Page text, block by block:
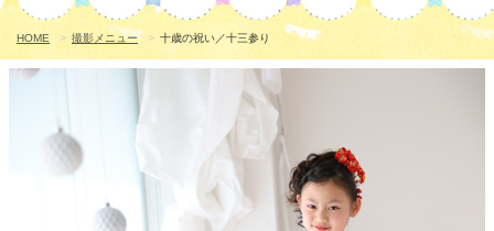
HOME 撮影メニュー 十歳の祝い／十三参り